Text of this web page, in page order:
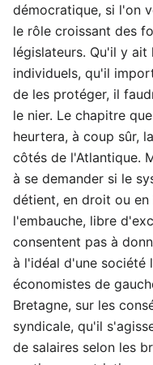
démocratique, si l'on
le rôle croissant des
législateurs. Qu'il y
individuels, qu'il
de les protéger, il
le nier. Le chapitre
heurtera, à coup sûr,
côtés de l'Atlantique.
à se demander si le
détient, en droit ou
l'embauche, libre
consentent pas à
à l'idéal d'une société
économistes de
Bretagne, sur les
syndicale, qu'il
de salaires selon les